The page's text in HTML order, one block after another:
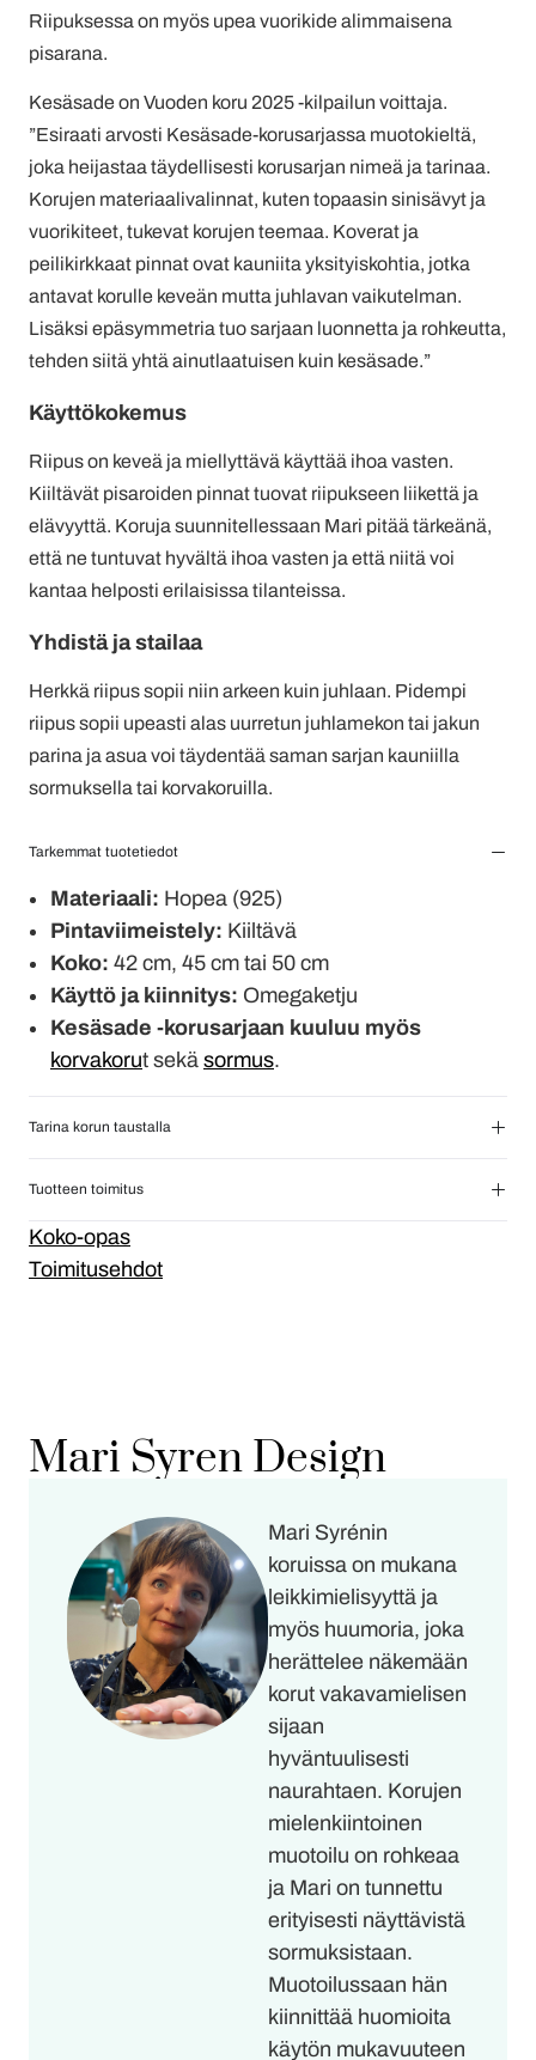
Riipuksessa on myös upea vuorikide alimmaisena
pisarana.
Kesäsade on Vuoden koru 2025 -kilpailun voittaja.
”Esiraati arvosti Kesäsade-korusarjassa muotokieltä,
joka heijastaa täydellisesti korusarjan nimeä ja tarinaa.
Korujen materiaalivalinnat, kuten topaasin sinisävyt ja
vuorikiteet, tukevat korujen teemaa. Koverat ja
peilikirkkaat pinnat ovat kauniita yksityiskohtia, jotka
antavat korulle keveän mutta juhlavan vaikutelman.
Lisäksi epäsymmetria tuo sarjaan luonnetta ja rohkeutta,
tehden siitä yhtä ainutlaatuisen kuin kesäsade.”
Käyttökokemus
Riipus on keveä ja miellyttävä käyttää ihoa vasten.
Kiiltävät pisaroiden pinnat tuovat riipukseen liikettä ja
elävyyttä. Koruja suunnitellessaan Mari pitää tärkeänä,
että ne tuntuvat hyvältä ihoa vasten ja että niitä voi
kantaa helposti erilaisissa tilanteissa.
Yhdistä ja stailaa
Herkkä riipus sopii niin arkeen kuin juhlaan. Pidempi
riipus sopii upeasti alas uurretun juhlamekon tai jakun
parina ja asua voi täydentää saman sarjan kauniilla
sormuksella tai korvakoruilla.
Tarkemmat tuotetiedot
Materiaali: Hopea (925)
Pintaviimeistely: Kiiltävä
Koko: 42 cm, 45 cm tai 50 cm
Käyttö ja kiinnitys: Omegaketju
Kesäsade -korusarjaan kuuluu myös
korvakorut sekä sormus.
Tarina korun taustalla
Tuotteen toimitus
Koko-opas
Toimitusehdot
Mari Syren Design
Mari Syrénin
koruissa on mukana
leikkimielisyyttä ja
myös huumoria, joka
herättelee näkemään
korut vakavamielisen
sijaan
hyväntuulisesti
naurahtaen. Korujen
mielenkiintoinen
muotoilu on rohkeaa
ja Mari on tunnettu
erityisesti näyttävistä
sormuksistaan.
Muotoilussaan hän
kiinnittää huomioita
käytön mukavuuteen